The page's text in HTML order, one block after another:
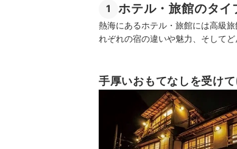
1 ホテル・旅館のタイ
熱海にあるホテル・旅館には高級
れぞれの宿の違いや魅力、そして
手厚いおもてなしを受け